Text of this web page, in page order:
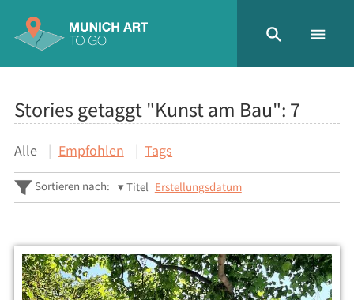
Stories getaggt "Kunst am Bau": 7
Alle Empfohlen Tags
Sortieren nach: Titel Erstellungsdatum